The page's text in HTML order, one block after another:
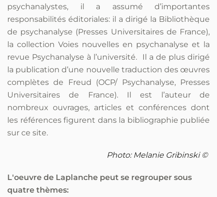
psychanalystes, il a assumé d’importantes
responsabilités éditoriales: il a dirigé la Bibliothèque
de psychanalyse (Presses Universitaires de France),
la collection Voies nouvelles en psychanalyse et la
revue Psychanalyse à l’université. Il a de plus dirigé
la publication d’une nouvelle traduction des œuvres
complètes de Freud (OCP/ Psychanalyse, Presses
Universitaires de France). Il est l’auteur de
nombreux ouvrages, articles et conférences dont
les références figurent dans la bibliographie publiée
sur ce site.
Photo: Melanie Gribinski ©
L'oeuvre de Laplanche peut se regrouper sous
quatre thèmes: